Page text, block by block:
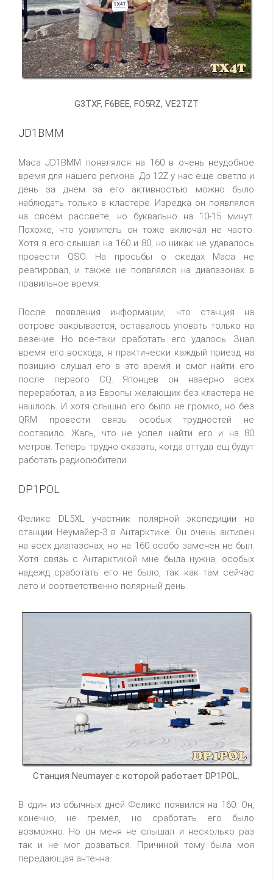
G3TXF, F6BEE, FO5RZ, VE2TZT
JD1BMM
Маса JD1BMM появлялся на 160 в очень неудобное
время для нашего региона. До 12Z у нас еще светло и
день за днем за его активностью можно было
наблюдать только в кластере. Изредка он появлялся
на своем рассвете, но буквально на 10-15 минут.
Похоже, что усилитель он тоже включал не часто.
Хотя я его слышал на 160 и 80, но никак не удавалось
провести QSO. На просьбы о скедах Маса не
реагировал, и также не появлялся на диапазонах в
правильное время.
После появления информации, что станция на
острове закрывается, оставалось уповать только на
везение. Но все-таки сработать его удалось. Зная
время его восхода, я практически каждый приезд на
позицию слушал его в это время и смог найти его
после первого CQ. Японцев он наверно всех
переработал, а из Европы желающих без кластера не
нашлось. И хотя слышно его было не громко, но без
QRM провести связь особых трудностей не
составило. Жаль, что не успел найти его и на 80
метров. Теперь трудно сказать, когда оттуда ещ будут
работать радиолюбители.
DP1POL
Феликс DL5XL участник полярной экспедиции на
станции Неумайер-3 в Антарктике. Он очень активен
на всех диапазонах, но на 160 особо замечен не был.
Хотя связь с Антарктикой мне была нужна, особых
надежд сработать его не было, так как там сейчас
лето и соответственно полярный день.
Станция Neumayer с которой работает DP1POL.
В один из обычных дней Феликс появился на 160. Он,
конечно, не гремел, но сработать его было
возможно. Но он меня не слышал и несколько раз
так и не мог дозваться. Причиной тому была моя
передающая антенна.